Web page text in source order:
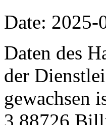
Date: 2025-
Daten des
der
gewachsen
3,88726